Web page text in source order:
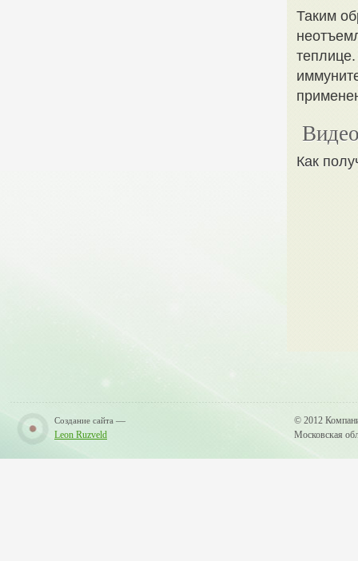
Таким
Как
Создание сайта —
Leon Ruzveld
© 2012
Московская